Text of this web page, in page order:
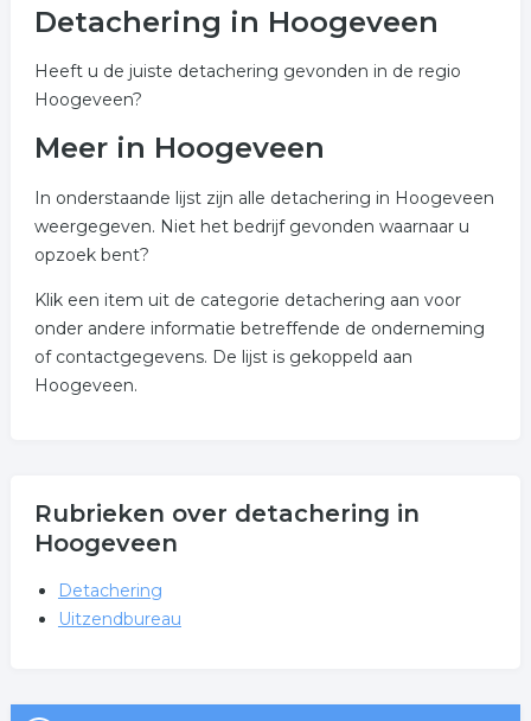
Detachering in Hoogeveen
Heeft u de juiste detachering gevonden in de regio
Hoogeveen?
Meer in Hoogeveen
In onderstaande lijst zijn alle detachering in Hoogeveen
weergegeven. Niet het bedrijf gevonden waarnaar u
opzoek bent?
Klik een item uit de categorie detachering aan voor
onder andere informatie betreffende de onderneming
of contactgegevens. De lijst is gekoppeld aan
Hoogeveen.
Rubrieken over detachering in
Hoogeveen
Detachering
Uitzendbureau